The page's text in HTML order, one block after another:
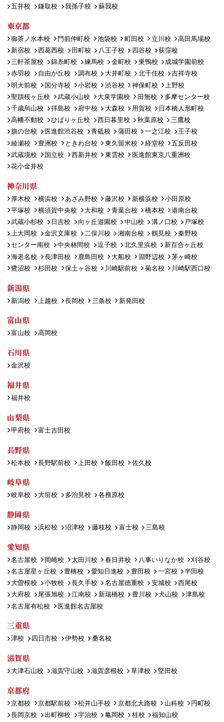
五井校
鎌取校 我孫子校 蘇我校
東京都
御茶ノ水本校 門前仲町校 池袋校 町田校 立川校
高田馬場校
新宿校
西葛西校 田町校 八王子校 四谷校
荻窪校
三軒茶屋校
錦糸町校 練馬校 金町校 巣鴨校
成城学園前校
赤羽校
自由が丘校 調布校 大井町校 北千住校
吉祥寺校
明大前校
国分寺校 小岩校 渋谷校 神保町校
上野校
聖蹟桜ヶ丘校
武蔵小山校 大泉学園校 田無校
多摩センター校
千歳烏山校
拝島校 府中校 大森校 用賀校
日本橋人形町校
高幡不動校
ひばりヶ丘校 西日暮里校 秋葉原校
三鷹校
旗の台校
医進館渋谷校 青砥校 蒲田校 一之江校
王子校
綾瀬校
豊洲校 ときわ台校 東久留米校 経堂校
五反田校
武蔵境校
国立校 西新井校 東雲校
医進館東京八重洲校
花小金井校
神奈川県
厚木校 横浜校 あざみ野校 藤沢校 新横浜校
小田原校
平塚校
横須賀中央校 大和校 青葉台校 橋本校
港南台校
武蔵小杉校
日吉校 向ヶ丘遊園校 中山校 溝ノ口校
戸塚校
上大岡校
金沢文庫校 二俣川校 湘南台校 鶴見校
秦野校
センター南校
中央林間校 逗子校 北久里浜校
新百合ヶ丘校
海老名校
長津田校 鹿島田校 大船校 淵野辺校
茅ヶ崎校
鷺沼校
杉田校 保土ヶ谷校 川崎駅前校 菊名校 川崎駅西口校
新潟県
新潟校 上越校 長岡校 三条校 新発田校
富山県
富山校 高岡校
石川県
金沢校
福井県
福井校
山梨県
甲府校 富士吉田校
長野県
松本校 長野駅前校 上田校 飯田校 佐久校
岐阜県
岐阜校 大垣校 多治見校 各務原校
静岡県
静岡校 浜松校 沼津校 藤枝校 富士校 三島校
愛知県
名古屋校 岡崎校 太田川校 春日井校 八事いりなか校
刈谷校
名古屋星ヶ丘校
豊橋校 愛知日進校 豊田校 一宮校
半田校
大曽根校
小牧校 長久手校 名古屋徳重校 安城校
西尾校
大府校
尾張旭校 江南校 新瑞橋校 豊川校 犬山校
津島校
名古屋有松校
医進館名古屋校
三重県
津校 四日市校 伊勢校 桑名校
滋賀県
大津石山校 滋賀守山校 滋賀彦根校 草津校 堅田校
京都府
京都校 京都駅前校 松井山手校 京都北大路校 山科校
円町校
長岡京校
出町柳校 宇治校 亀岡校 桂校 福知山校